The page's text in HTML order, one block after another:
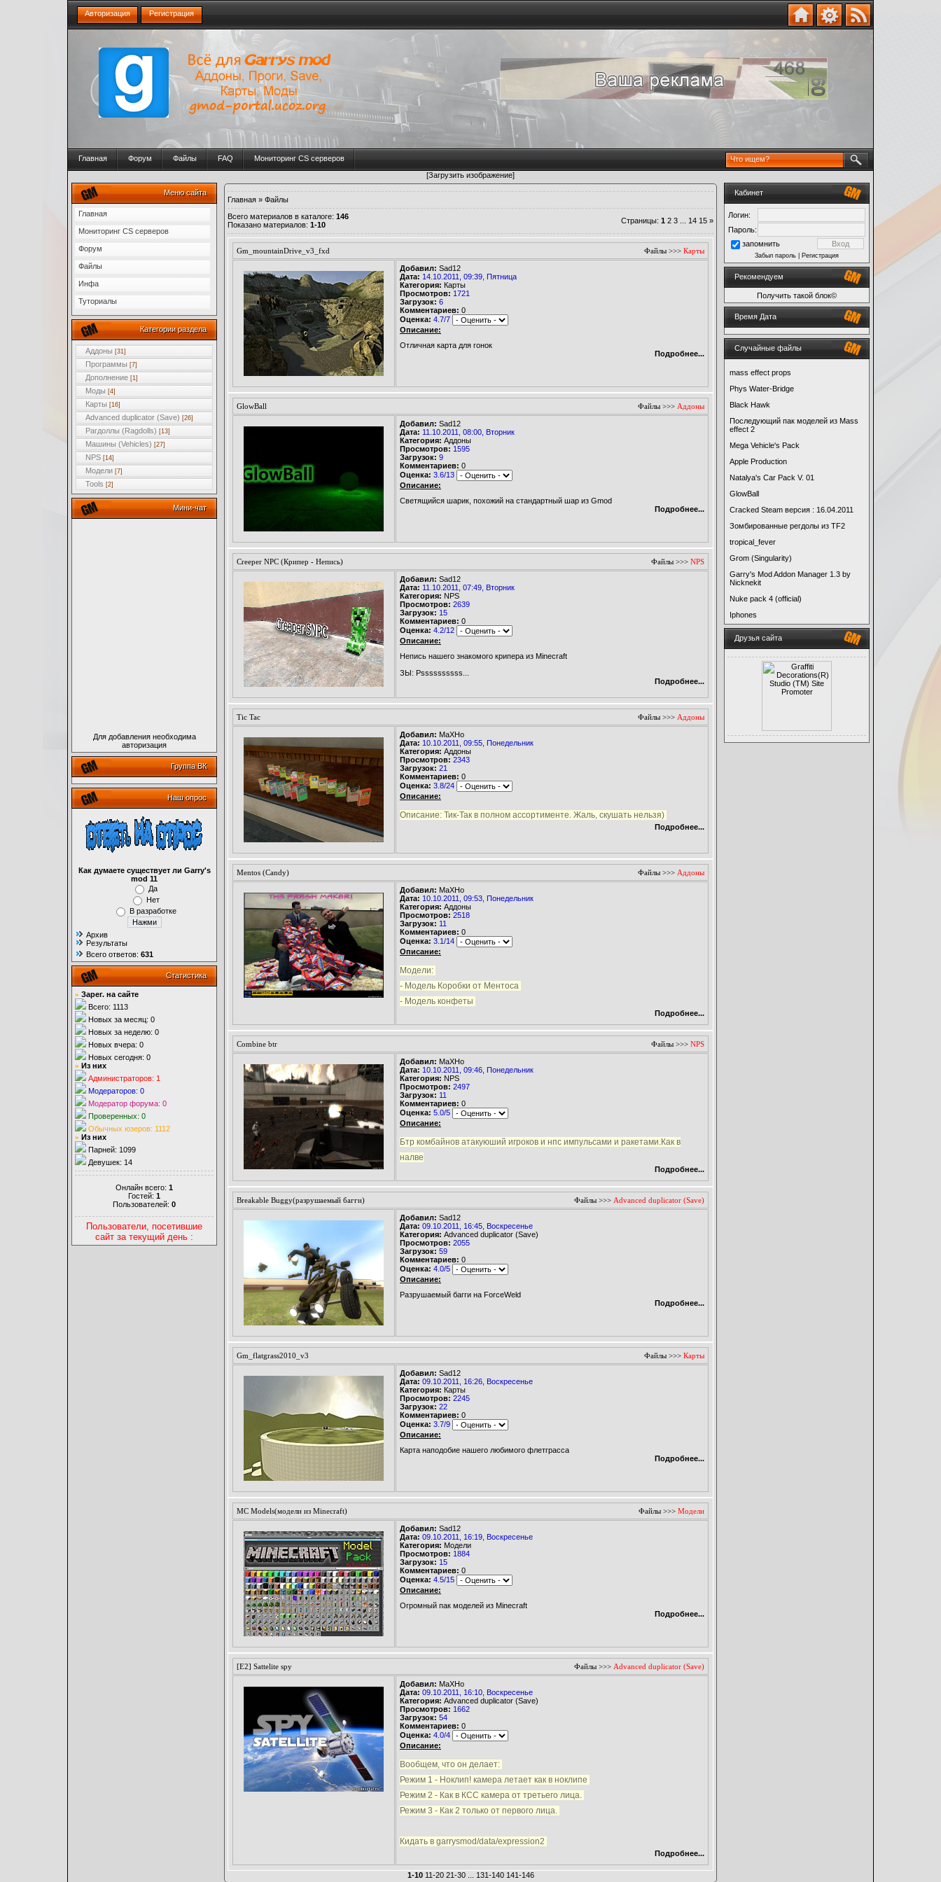
Авторизация Регистрация
Главная Форум Файлы FAQ
Мониторинг CS серверов
[Загрузить изображение]
Меню сайта
Главная
Мониторинг CS серверов
Форум
Файлы
Инфа
Туториалы
Категории раздела
Аддоны [31]
Программы [7]
Дополнение [1]
Моды [4]
Карты [16]
Advanced duplicator (Save) [26]
Рагдоллы (Ragdolls) [13]
Машины (Vehicles) [27]
NPS [14]
Модели [7]
Tools [2]
Мини-чат
Для добавления необходима
авторизация
Группа ВК
Наш опрос
Как думаете существует ли Garry's
mod 11
Да
Нет
В разработке
Архив
Результаты
Всего ответов: 631
Статистика
» Зарег. на сайте
Всего: 1113
Новых за месяц: 0
Новых за неделю: 0
Новых вчера: 0
Новых сегодня: 0
» Из них
Администраторов: 1
Модераторов: 0
Модератор форума: 0
Проверенных: 0
Обычных юзеров: 1112
» Из них
Парней: 1099
Девушек: 14
Онлайн всего: 1
Гостей: 1
Пользователей: 0
Пользователи, посетившие
сайт за текущий день :
Главная » Файлы
Всего материалов в каталоге: 146
Показано материалов: 1-10 Страницы: 1 2 3 14 15 »
Gm_mountainDrive_v3_fxd Файлы >>> Карты
Добавил: Sad12
Дата: 14.10.2011, 09:39, Пятница
Категория: Карты
Просмотров: 1721
Загрузок: 6
Комментариев: 0
Оценка: 4.7/7
Описание:
Отличная карта для гонок
Подробнее...
GlowBall Файлы >>> Аддоны
Добавил: Sad12
Дата: 11.10.2011, 08:00, Вторник
Категория: Аддоны
Просмотров: 1595
Загрузок: 9
Комментариев: 0
Оценка: 3.6/13
Описание:
Светящийся шарик, похожий на стандартный шар из Gmod
Подробнее...
Creeper NPC (Крипер - Непись) Файлы >>> NPS
Добавил: Sad12
Дата: 11.10.2011, 07:49, Вторник
Категория: NPS
Просмотров: 2639
Загрузок: 15
Комментариев: 0
Оценка: 4.2/12
Описание:
Непись нашего знакомого крипера из Minecraft
ЗЫ: Pssssssssss...
Подробнее...
Tic Tac Файлы >>> Аддоны
Добавил: МаХНо
Дата: 10.10.2011, 09:55, Понедельник
Категория: Аддоны
Просмотров: 2343
Загрузок: 21
Комментариев: 0
Оценка: 3.8/24
Описание:
Описание: Тик-Так в полном ассортименте. Жаль, скушать нельзя)
Подробнее...
Mentos (Candy) Файлы >>> Аддоны
Добавил: МаХНо
Дата: 10.10.2011, 09:53, Понедельник
Категория: Аддоны
Просмотров: 2518
Загрузок: 11
Комментариев: 0
Оценка: 3.1/14
Описание:
Модели:
- Модель Коробки от Ментоса
- Модель конфеты
Подробнее...
Combine btr Файлы >>> NPS
Добавил: МаХНо
Дата: 10.10.2011, 09:46, Понедельник
Категория: NPS
Просмотров: 2497
Загрузок: 11
Комментариев: 0
Оценка: 5.0/5
Описание:
Бтр комбайнов атакуюший игроков и нпс импульсами и ракетами.Как в
налве
Подробнее...
Breakable Buggy(разрушаемый багги) Файлы >>> Advanced duplicator (Save)
Добавил: Sad12
Дата: 09.10.2011, 16:45, Воскресенье
Категория: Advanced duplicator (Save)
Просмотров: 2055
Загрузок: 59
Комментариев: 0
Оценка: 4.0/5
Описание:
Разрушаемый багги на ForceWeld
Подробнее...
Gm_flatgrass2010_v3 Файлы >>> Карты
Добавил: Sad12
Дата: 09.10.2011, 16:26, Воскресенье
Категория: Карты
Просмотров: 2245
Загрузок: 22
Комментариев: 0
Оценка: 3.7/9
Описание:
Карта наподобие нашего любимого флетграсса
Подробнее...
MC Models(модели из Minecraft) Файлы >>> Модели
Добавил: Sad12
Дата: 09.10.2011, 16:19, Воскресенье
Категория: Модели
Просмотров: 1884
Загрузок: 15
Комментариев: 0
Оценка: 4.5/15
Описание:
Огромный пак моделей из Minecraft
Подробнее...
[E2] Sattelite spy Файлы >>> Advanced duplicator (Save)
Добавил: МаХНо
Дата: 09.10.2011, 16:10, Воскресенье
Категория: Advanced duplicator (Save)
Просмотров: 1662
Загрузок: 54
Комментариев: 0
Оценка: 4.0/4
Описание:
Вообщем, что он делает:
Режим 1 - Ноклип! камера летает как в ноклипе
Режим 2 - Как в КСС камера от третьего лица.
Режим 3 - Как 2 только от первого лица.
Кидать в garrysmod/data/expression2
Подробнее...
1-10 11-20 21-30 131-140 141-146
Кабинет
Логин:
Пароль:
запомнить
Забыл пароль Регистрация
Рекомендуем
Получить такой блок©
Время Дата
Случайные файлы
mass effect props
Phys Water-Bridge
Black Hawk
Последующий пак моделей из Mass
effect 2
Mega Vehicle's Pack
Apple Production
Natalya's Car Pack V. 01
GlowBall
Cracked Steam версия : 16.04.2011
Зомбированные регдолы из TF2
tropical_fever
Grom (Singularity)
Garry's Mod Addon Manager 1.3 by
Nicknekit
Nuke pack 4 (official)
Iphones
Друзья сайта